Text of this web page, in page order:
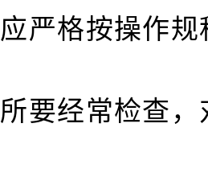
严格按操作
要经常检查